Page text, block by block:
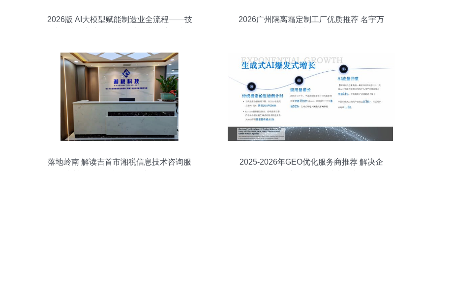
2026版 AI大模型赋能制造业全流程——技
2026广州隔离霜定制工厂优质推荐 名宇万
落地岭南 解读吉首市湘税信息技术咨询服
2025-2026年GEO优化服务商推荐 解决企